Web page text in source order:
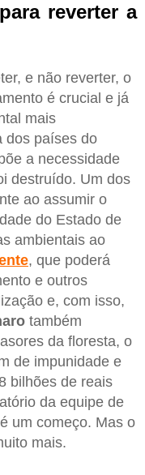
reverter a
e não reverter, o
é crucial e já
mais
dos países do
a necessidade
destruído. Um dos
ao assumir o
do Estado de
ambientais ao
, que poderá
e outros
e, com isso,
também
da floresta, o
de impunidade e
bilhões de reais
da equipe de
um começo. Mas o
mais.